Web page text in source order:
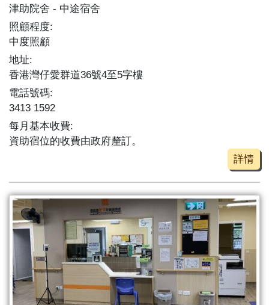
津助院舍
中途宿舍
照顧程度:
中度照顧
地址:
香港灣仔愛群道36號4至5字樓
電話號碼:
3413 1592
每月基本收費:
資助宿位的收費由政府釐訂。
詳情